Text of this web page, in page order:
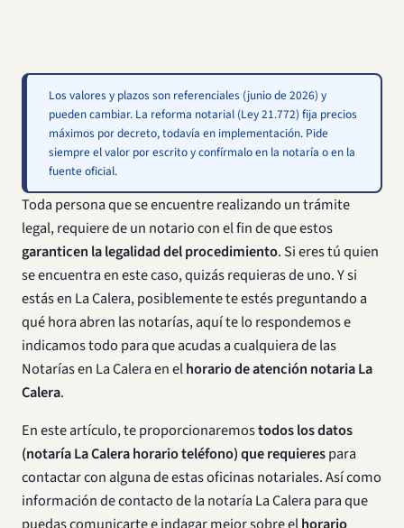
Los valores y plazos son referenciales (junio de 2026) y
pueden cambiar. La reforma notarial (Ley 21.772) fija precios
máximos por decreto, todavía en implementación. Pide
siempre el valor por escrito y confírmalo en la notaría o en la
fuente oficial.
Toda persona que se encuentre realizando un trámite
legal, requiere de un notario con el fin de que estos
garanticen la legalidad del procedimiento. Si eres tú quien
se encuentra en este caso, quizás requieras de uno. Y si
estás en La Calera, posiblemente te estés preguntando a
qué hora abren las notarías, aquí te lo respondemos e
indicamos todo para que acudas a cualquiera de las
Notarías en La Calera en elhorario de atención notaria La
Calera.
En este artículo, te proporcionaremostodos los datos
(notaría La Calera horario teléfono) que requierespara
contactar con alguna de estas oficinas notariales. Así como
información de contacto de la notaría La Calera para que